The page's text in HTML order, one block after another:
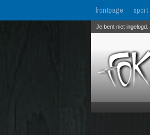
frontpage sport
Je bent niet ingelogd.